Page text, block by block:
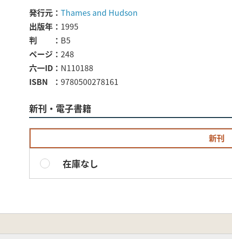
発行元
Thames and Hudson
出版年
1995
判
B5
ページ
248
六一ID
N110188
ISBN
9780500278161
新刊・電子書籍
新刊
在庫なし